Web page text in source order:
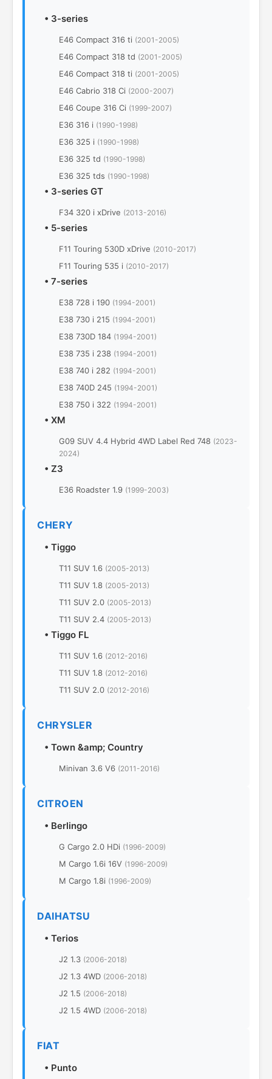
• 3-series
E46 Compact 316 ti (2001-2005)
E46 Compact 318 td (2001-2005)
E46 Compact 318 ti (2001-2005)
E46 Cabrio 318 Ci (2000-2007)
E46 Coupe 316 Ci (1999-2007)
E36 316 i (1990-1998)
E36 325 i (1990-1998)
E36 325 td (1990-1998)
E36 325 tds (1990-1998)
• 3-series GT
F34 320 i xDrive (2013-2016)
• 5-series
F11 Touring 530D xDrive (2010-2017)
F11 Touring 535 i (2010-2017)
• 7-series
E38 728 i 190 (1994-2001)
E38 730 i 215 (1994-2001)
E38 730D 184 (1994-2001)
E38 735 i 238 (1994-2001)
E38 740 i 282 (1994-2001)
E38 740D 245 (1994-2001)
E38 750 i 322 (1994-2001)
• XM
G09 SUV 4.4 Hybrid 4WD Label Red 748 (2023-
2024)
• Z3
E36 Roadster 1.9 (1999-2003)
CHERY
• Tiggo
T11 SUV 1.6 (2005-2013)
T11 SUV 1.8 (2005-2013)
T11 SUV 2.0 (2005-2013)
T11 SUV 2.4 (2005-2013)
• Tiggo FL
T11 SUV 1.6 (2012-2016)
T11 SUV 1.8 (2012-2016)
T11 SUV 2.0 (2012-2016)
CHRYSLER
• Town &amp; Country
Minivan 3.6 V6 (2011-2016)
CITROEN
• Berlingo
G Cargo 2.0 HDi (1996-2009)
M Cargo 1.6i 16V (1996-2009)
M Cargo 1.8i (1996-2009)
DAIHATSU
• Terios
J2 1.3 (2006-2018)
J2 1.3 4WD (2006-2018)
J2 1.5 (2006-2018)
J2 1.5 4WD (2006-2018)
FIAT
• Punto